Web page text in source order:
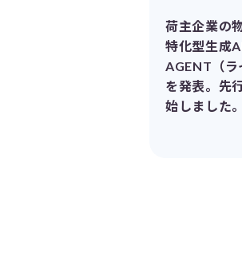
荷主企業の
特化型生成
AGENT（ラ
を発表。先
始しました。